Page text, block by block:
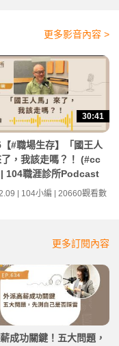
更多影音內容 >
30:41
#職場生存】「國王人
了，我該走嗎？！ (#cc
104職涯診所Podcast
| 104小編 | 20660觀看數
更多訂閱內容
成功關鍵！五大問題，